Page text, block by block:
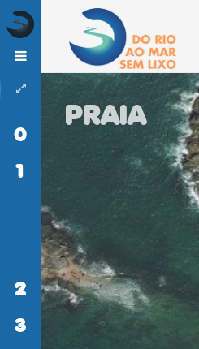
0
1
MAR
SEM
LIXO
2 ATIVIDADES
3 MONITORIZAÇÃO
PRAIA